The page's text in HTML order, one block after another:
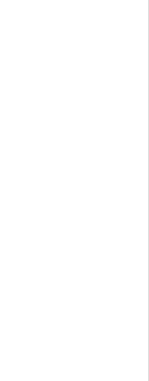
tartja
a tsz-es
Szívesen
is,
közösségi
sokan
rá idejük,
negatívabb
Szavai
hanem igazi
emberek